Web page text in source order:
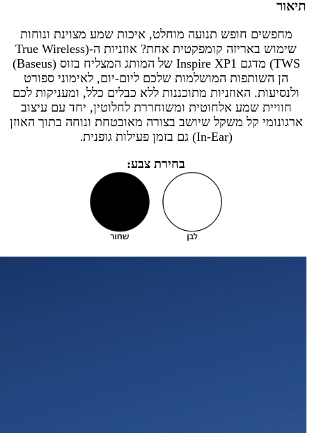
תיאור
מחפשים חופש תנועה מוחלט, איכות שמע מצוינת ונוחות
שימוש באריזה קומפקטית אחת? אוזניות ה-True Wireless)
TWS) מדגם Inspire XP1 של המותג המצליח בזוס (Baseus)
הן השותפות המושלמות שלכם ליום-יום, לאימוני ספורט
ולנסיעות. האוזניות מתוכננות ללא כבלים כלל, ומעניקות לכם
חוויית שמע אלחוטית ומשוחררת לחלוטין, יחד עם עיצוב
ארגונומי קל משקל שיושב בצורה מאובטחת ונוחה בתוך האוזן
(In-Ear) גם בזמן פעילות גופנית
.
בחירת צבע: